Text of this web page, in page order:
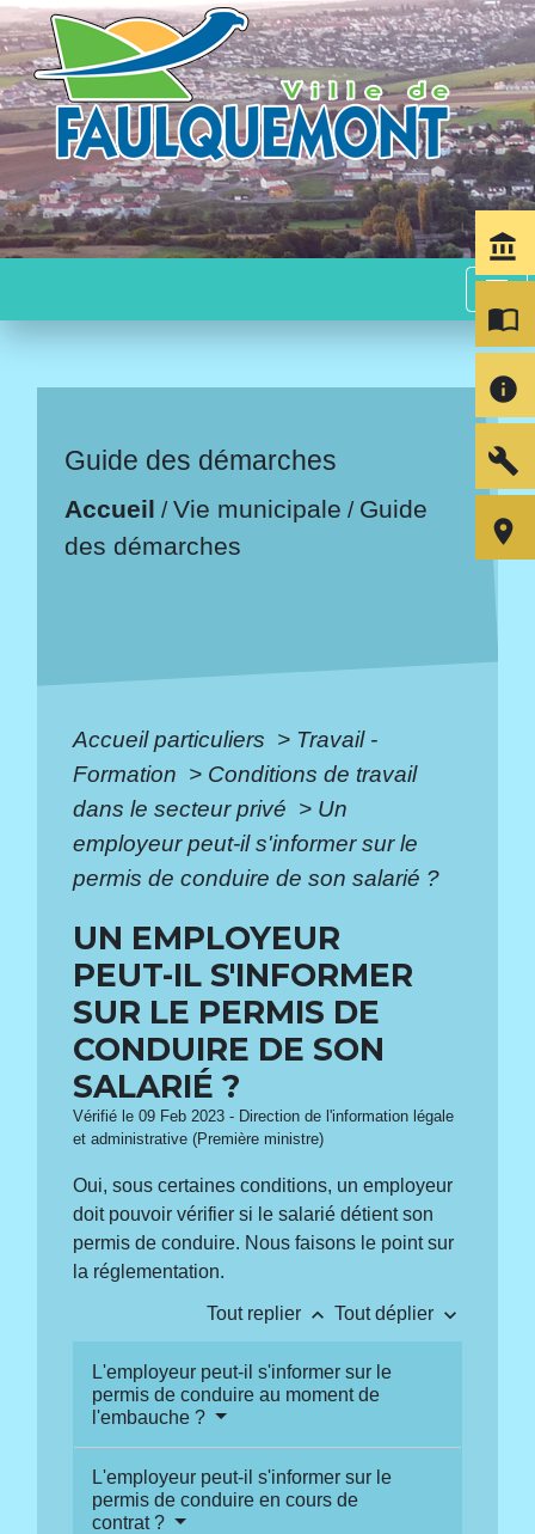
menu
Guide des démarches
Accueil /Vie municipale / Guide
des démarches
Accueil particuliers > Travail -
Formation > Conditions de travail
dans le secteur privé > Un
employeur peut-il s'informer sur le
permis de conduire de son salarié ?
UN EMPLOYEUR
PEUT-IL S'INFORMER
SUR LE PERMIS DE
CONDUIRE DE SON
SALARIÉ ?
Vérifié le 09 Feb 2023 - Direction de l'information légale
et administrative (Première ministre)
Oui, sous certaines conditions, un employeur
doit pouvoir vérifier si le salarié détient son
permis de conduire. Nous faisons le point sur
la réglementation.
Tout replier keyboard_arrow_up Tout déplier keyboard_arrow_down
L'employeur peut-il s'informer sur le
permis de conduire au moment de
l'embauche ?
L'employeur peut-il s'informer sur le
permis de conduire en cours de
contrat ?
account_balance
import_contacts
info
build
room